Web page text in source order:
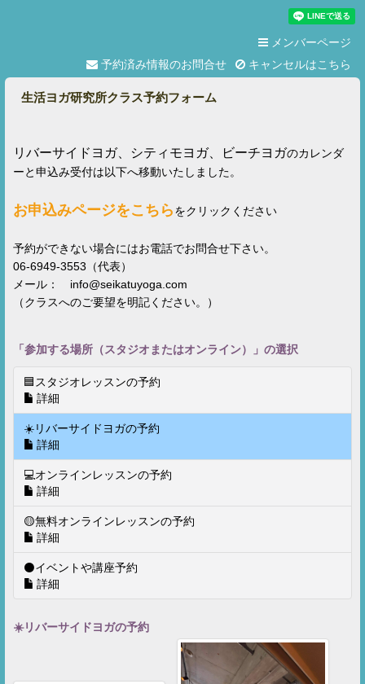
メンバーページ
予約済み情報のお問合せ
キャンセルはこちら
生活ヨガ研究所クラス予約フォーム
リバーサイドヨガ、シティモヨガ、ビーチヨガのカレンダ
ーと申込み受付は以下へ移動いたしました。
お申込みページをこちらをクリックください
予約ができない場合にはお電話でお問合せ下さい。
06-6949-3553（代表）
メール： info@seikatuyoga.com
（クラスへのご要望を明記ください。）
「 参加する場所（スタジオまたはオンライン） 」の選択
🟦スタジオレッスンの予約
詳細
☀️リバーサイドヨガの予約
詳細
💻オンラインレッスンの予約
詳細
🟡無料オンラインレッスンの予約
詳細
⚫️イベントや講座予約
詳細
☀️リバーサイドヨガの予約